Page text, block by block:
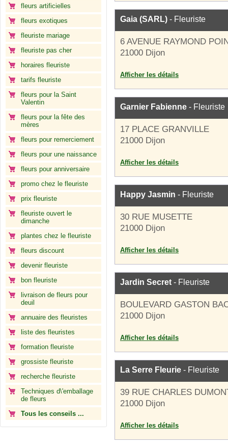
fleurs artificielles
fleurs exotiques
fleuriste mariage
fleuriste pas cher
horaires fleuriste
tarifs fleuriste
fleurs pour la Saint
Valentin
fleurs pour la fête des
mères
fleurs pour remerciement
fleurs pour une naissance
fleurs pour anniversaire
promo chez le fleuriste
prix fleuriste
fleuriste ouvert le
dimanche
plantes chez le fleuriste
fleurs discount
devenir fleuriste
bon fleuriste
livraison de fleurs pour
deuil
annuaire des fleuristes
liste des fleuristes
formation fleuriste
grossiste fleuriste
recherche fleuriste
Techniques d\'emballage
de fleurs
Tous les conseils ...
Gaia (SARL) - Fleuriste
6 AVENUE RAYMOND
21000 Dijon
Afficher les détails
Garnier Fabienne - Fleuriste
17 PLACE GRANVILLE
21000 Dijon
Afficher les détails
Happy Jasmin - Fleuriste
30 RUE MUSETTE
21000 Dijon
Afficher les détails
Jardin Secret - Fleuriste
BOULEVARD GASTON
21000 Dijon
Afficher les détails
La Serre Fleurie - Fleuriste
39 RUE CHARLES
21000 Dijon
Afficher les détails